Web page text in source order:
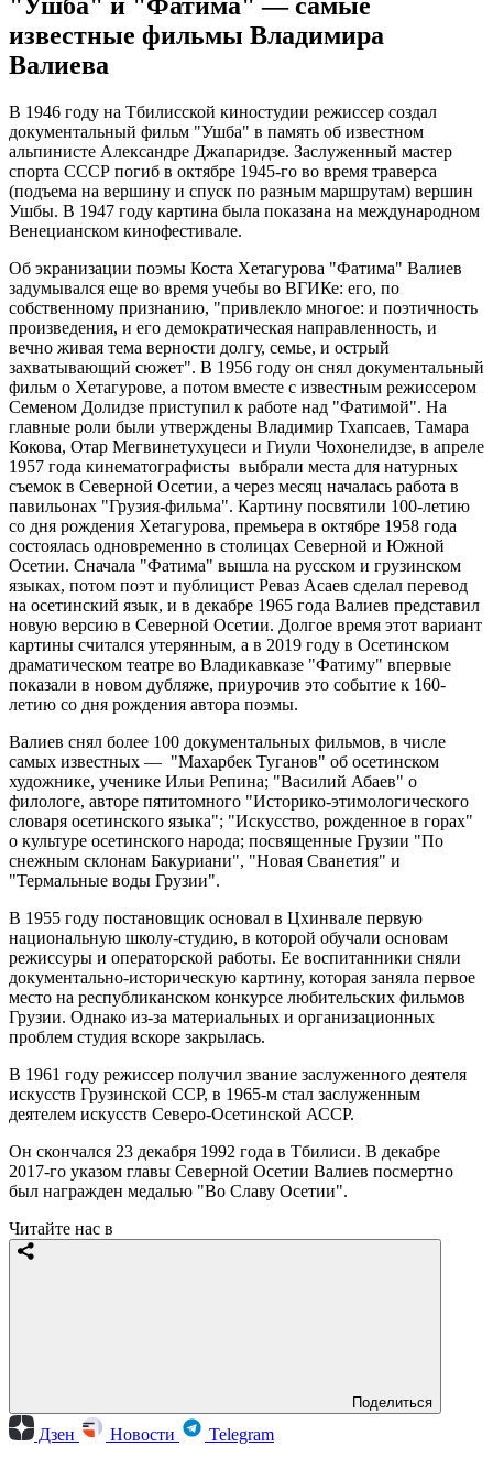
известные фильмы Владимира
Валиева
В 1946 году на Тбилисской киностудии режиссер создал
документальный фильм "Ушба" в память об известном
альпинисте Александре Джапаридзе. Заслуженный мастер
спорта СССР погиб в октябре 1945-го во время траверса
(подъема на вершину и спуск по разным маршрутам) вершин
Ушбы. В 1947 году картина была показана на международном
Венецианском кинофестивале.
Об экранизации поэмы Коста Хетагурова "Фатима" Валиев
задумывался еще во время учебы во ВГИКе: его, по
собственному признанию, "привлекло многое: и поэтичность
произведения, и его демократическая направленность, и
вечно живая тема верности долгу, семье, и острый
захватывающий сюжет". В 1956 году он снял документальный
фильм о Хетагурове, а потом вместе с известным режиссером
Семеном Долидзе приступил к работе над "Фатимой". На
главные роли были утверждены Владимир Тхапсаев, Тамара
Кокова, Отар Мегвинетухуцеси и Гиули Чохонелидзе, в апреле
1957 года кинематографисты выбрали места для натурных
съемок в Северной Осетии, а через месяц началась работа в
павильонах "Грузия-фильма". Картину посвятили 100-летию
со дня рождения Хетагурова, премьера в октябре 1958 года
состоялась одновременно в столицах Северной и Южной
Осетии. Сначала "Фатима" вышла на русском и грузинском
языках, потом поэт и публицист Реваз Асаев сделал перевод
на осетинский язык, и в декабре 1965 года Валиев представил
новую версию в Северной Осетии. Долгое время этот вариант
картины считался утерянным, а в 2019 году в Осетинском
драматическом театре во Владикавказе "Фатиму" впервые
показали в новом дубляже, приурочив это событие к 160-
летию со дня рождения автора поэмы.
Валиев снял более 100 документальных фильмов, в числе
самых известных — "Махарбек Туганов" об осетинском
художнике, ученике Ильи Репина; "Василий Абаев" о
филологе, авторе пятитомного "Историко-этимологического
словаря осетинского языка"; "Искусство, рожденное в горах"
о культуре осетинского народа; посвященные Грузии "По
снежным склонам Бакуриани", "Новая Сванетия" и
"Термальные воды Грузии".
В 1955 году постановщик основал в Цхинвале первую
национальную школу-студию, в которой обучали основам
режиссуры и операторской работы. Ее воспитанники сняли
документально-историческую картину, которая заняла первое
место на республиканском конкурсе любительских фильмов
Грузии. Однако из-за материальных и организационных
проблем студия вскоре закрылась.
В 1961 году режиссер получил звание заслуженного деятеля
искусств Грузинской ССР, в 1965-м стал заслуженным
деятелем искусств Северо-Осетинской АССР.
Он скончался 23 декабря 1992 года в Тбилиси. В декабре
2017-го указом главы Северной Осетии Валиев посмертно
был награжден медалью "Во Славу Осетии".
Читайте нас в
Поделиться
Дзен Новости Telegram